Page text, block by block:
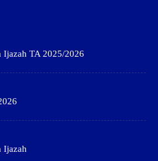
Ijazah TA 2025/2026
Ijazah